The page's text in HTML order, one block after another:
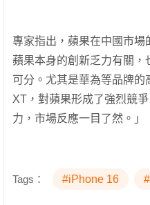
專家指出，蘋果在中國市
蘋果本身的創新乏力有關，
可分。尤其是華為等品牌
XT，對蘋果形成了強烈競
力，市場反應一目了然。」
Tags： #iPhone 16